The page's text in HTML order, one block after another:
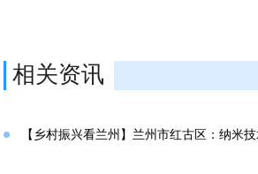
相关资讯
【乡村振兴看兰州】兰州市红古区：纳米